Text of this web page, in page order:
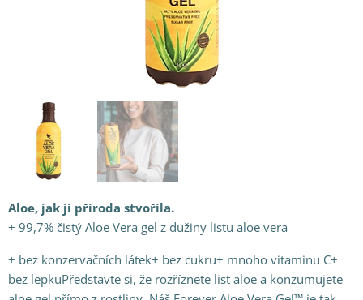
Aloe, jak ji příroda stvořila.
+ 99,7% čistý Aloe Vera gel z dužiny listu aloe vera
+ bez konzervačních látek+ bez cukru+ mnoho vitaminu C+
bez lepkuPředstavte si, že rozříznete list aloe a konzumujete